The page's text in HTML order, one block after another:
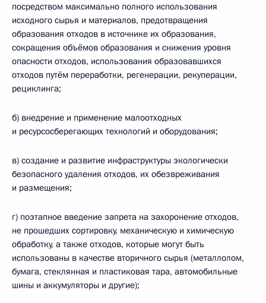
посредством максимально полного использования
исходного сырья и материалов, предотвращения
образования отходов в источнике их образования,
сокращения объёмов образования и снижения уровня
опасности отходов, использования образовавшихся
отходов путём переработки, регенерации, рекуперации,
рециклинга;
б) внедрение и применение малоотходных
и ресурсосберегающих технологий и оборудования;
в) создание и развитие инфраструктуры экологически
безопасного удаления отходов, их обезвреживания
и размещения;
г) поэтапное введение запрета на захоронение отходов,
не прошедших сортировку, механическую и химическую
обработку, а также отходов, которые могут быть
использованы в качестве вторичного сырья (металлолом,
бумага, стеклянная и пластиковая тара, автомобильные
шины и аккумуляторы и другие);